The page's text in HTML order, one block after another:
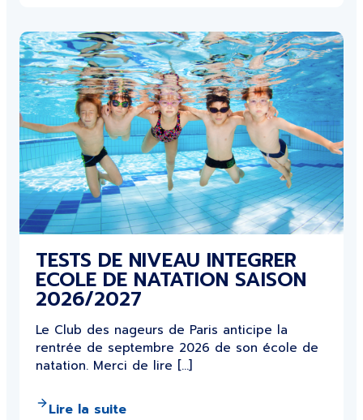
TESTS DE NIVEAU INTEGRER
ECOLE DE NATATION SAISON
2026/2027
Le Club des nageurs de Paris anticipe la
rentrée de septembre 2026 de son école de
natation. Merci de lire […]
Lire la suite